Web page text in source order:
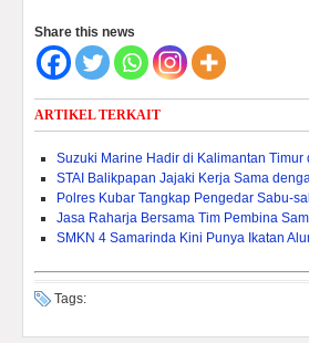
Share this news
ARTIKEL TERKAIT
Suzuki Marine Hadir di Kalimantan
STAI Balikpapan Jajaki Kerja Sama
Polres Kubar Tangkap Pengedar Sabu-
Jasa Raharja Bersama Tim Pembina
SMKN 4 Samarinda Kini Punya Ikatan
Tags: